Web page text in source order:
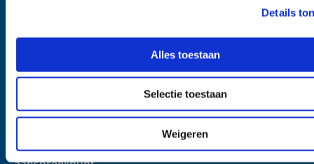
Details
Alles toestaan
Selectie toestaan
Weigeren
75+ jaar lokale ervaring— Al generaties actief in de
regio met kennis van alle wooncomplextypen, van
naoorlogse bouw tot moderne nieuwbouw
Alles in eigen beheer— Van klein onderhoud tot
hogedrukreiniging onder één dak, één